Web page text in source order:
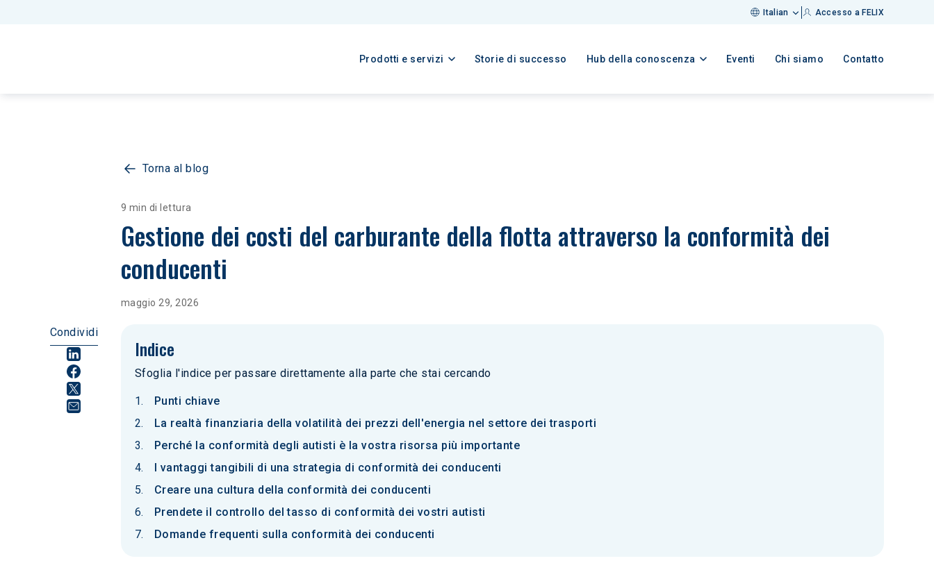
Italian Accesso a FELIX
Prodotti e servizi Storie di successo Hub della conoscenza Eventi Chi siamo Contatto
Torna al blog
9 min di lettura
Gestione dei costi del carburante della flotta attraverso la conformità dei
conducenti
maggio 29, 2026
Condividi
Indice
Sfoglia l'indice per passare direttamente alla parte che stai cercando
Punti chiave
La realtà finanziaria della volatilità dei prezzi dell'energia nel settore dei trasporti
Perché la conformità degli autisti è la vostra risorsa più importante
I vantaggi tangibili di una strategia di conformità dei conducenti
Creare una cultura della conformità dei conducenti
Prendete il controllo del tasso di conformità dei vostri autisti
Domande frequenti sulla conformità dei conducenti